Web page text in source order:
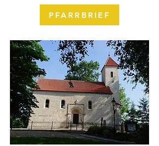
PFARRBRIEF